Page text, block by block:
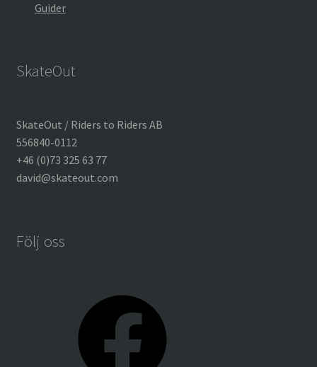
Guider
SkateOut
SkateOut / Riders to Riders AB
556840-0112
+46 (0)73 325 63 77
david@skateout.com
Följ oss